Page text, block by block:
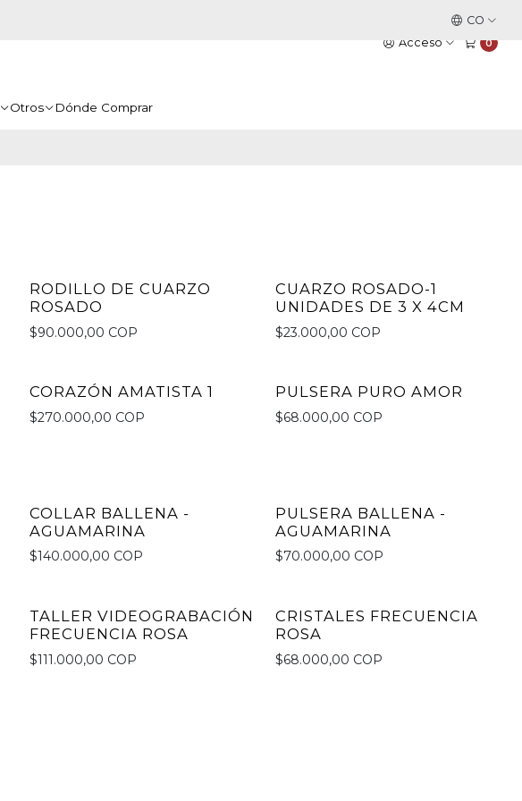
Acceso 0
Otros Dónde Comprar
CO
RODILLO DE CUARZO
ROSADO
$90.000,00 COP
No disponible
CUARZO ROSADO-1
UNIDADES DE 3 X 4CM
$23.000,00 COP
CORAZÓN AMATISTA 1
$270.000,00 COP
PULSERA PURO AMOR
$68.000,00 COP
COLLAR BALLENA -
AGUAMARINA
$140.000,00 COP
PULSERA BALLENA -
AGUAMARINA
$70.000,00 COP
TALLER VIDEOGRABACIÓN
FRECUENCIA ROSA
$111.000,00 COP
CRISTALES FRECUENCIA
ROSA
$68.000,00 COP